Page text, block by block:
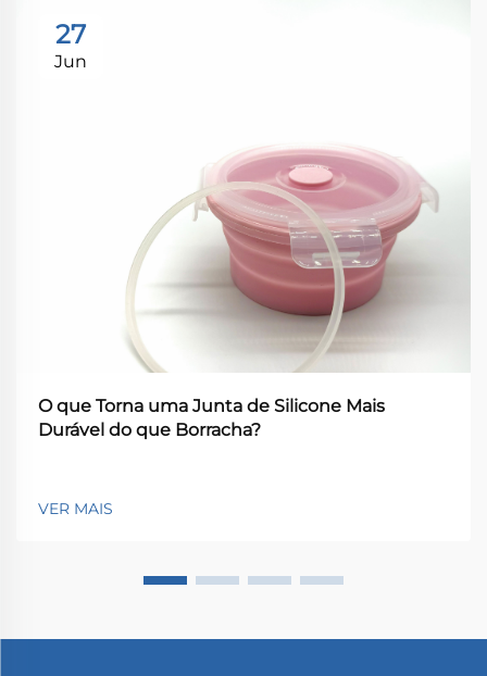
27
Jun
O que Torna uma Junta de Silicone Mais
Durável do que Borracha?
VER MAIS